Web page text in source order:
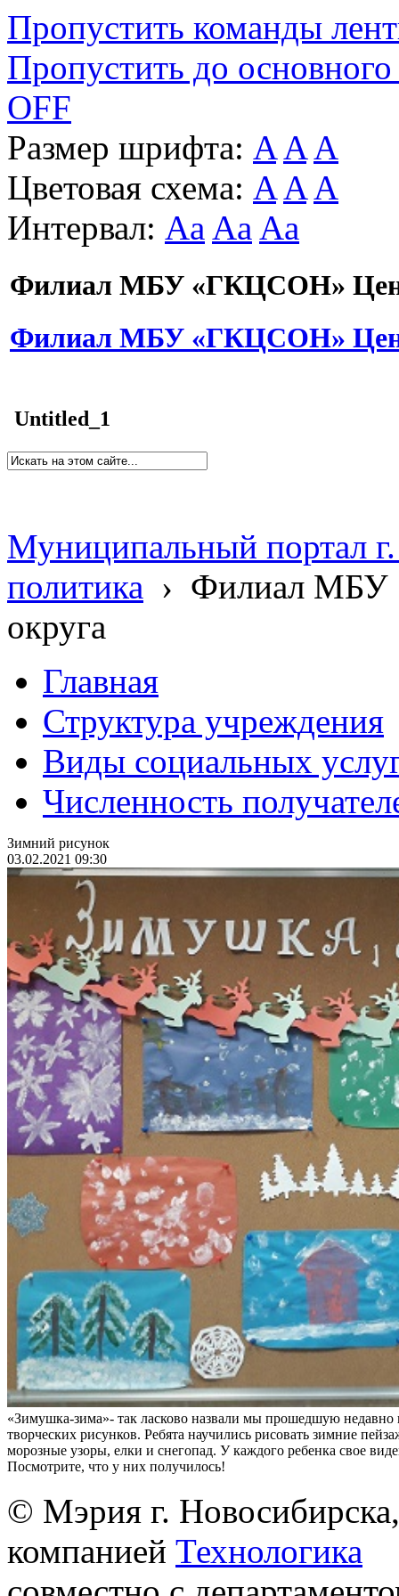
Пропустить команды
Пропустить до основного
OFF
Размер шрифта: A A A
Цветовая схема: A A A
Интервал: Aa Aa Aa
Филиал МБУ «ГКЦСОН»
Филиал МБУ «ГКЦСОН»
Untitled_1
Муниципальный портал
политика › Филиал МБУ
округа
Главная
Структура учреждения
Виды социальных
Численность
Зимний рисунок
03.02.2021 09:30
«Зимушка-зима»- так ласково назвали мы прошедшую недавно
творческих рисунков. Ребята научились рисовать зимние
морозные узоры, елки и снегопад. У каждого ребенка свое
Посмотрите, что у них получилось!
© Мэрия г.
компанией Технологика